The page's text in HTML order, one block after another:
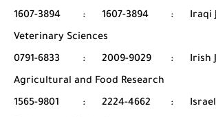
1607-3894
: 1607-3894 :
Iraqi
Veterinary Sciences
0791-6833
: 2009-9029 :
Irish
Agricultural and Food Research
1565-9801
: 2224-4662 :